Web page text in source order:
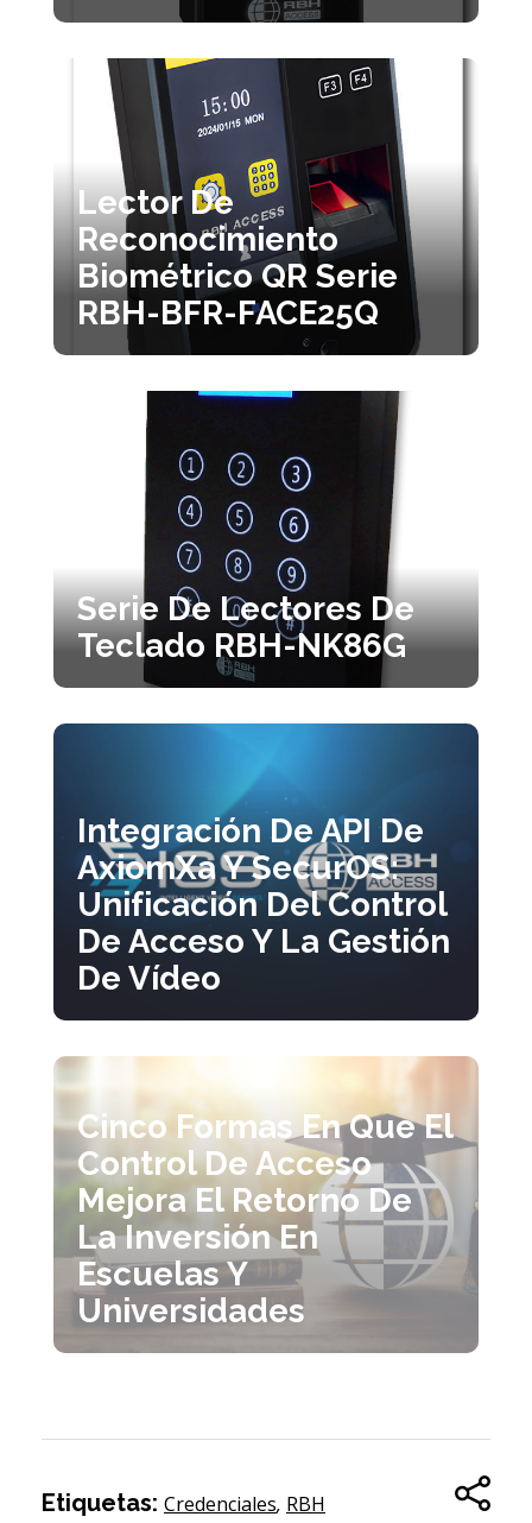
Lector De
Reconocimiento
Biométrico QR Serie
RBH-BFR-FACE25Q
Serie De Lectores De
Teclado RBH-NK86G
Integración De API De
AxiomXa Y SecurOS:
Unificación Del Control
De Acceso Y La Gestión
De Vídeo
Cinco Formas En Que El
Control De Acceso
Mejora El Retorno De
La Inversión En
Escuelas Y
Universidades
Etiquetas: Credenciales, RBH